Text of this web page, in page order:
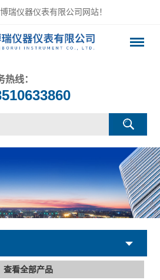
瑞仪器仪表有限公司网站！
热线：
查看全部产品